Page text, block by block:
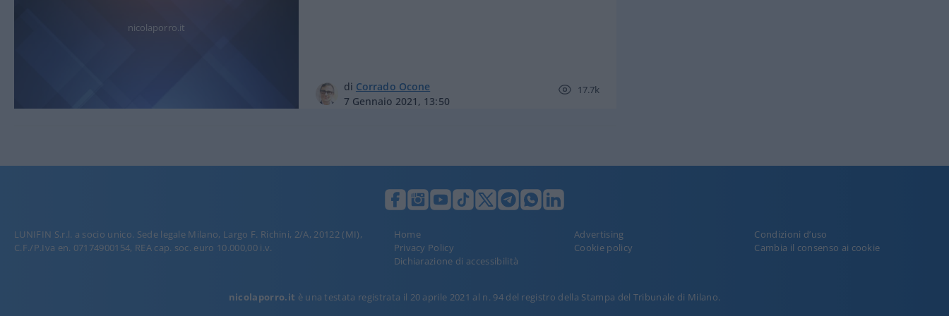
nicolaporro.it
di Corrado Ocone
7 Gennaio 2021, 13:50
17.7k
LUNIFIN S.r.l. a socio unico. Sede legale Milano, Largo F. Richini, 2/A, 20122 (MI),
C.F./P.Iva en. 07174900154, REA cap. soc. euro 10.000,00 i.v.
Home Advertising
Condizioni d’uso
Privacy Policy
Cookie policy
Cambia il consenso ai cookie
Dichiarazione di accessibilità
nicolaporro.it è una testata registrata il 20 aprile 2021 al n. 94 del registro della Stampa del Tribunale di Milano.